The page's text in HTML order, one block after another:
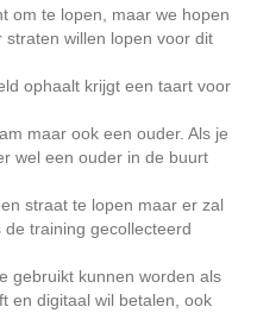
om te lopen, maar we hopen
willen lopen voor dit
ophaalt krijgt een taart voor
maar ook een ouder. Als je
wel een ouder in de buurt
straat te lopen maar er zal
training gecollecteerd
gebruikt kunnen worden als
en digitaal wil betalen, ook